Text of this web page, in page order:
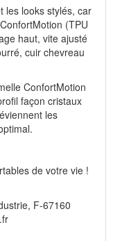
les looks stylés, car
(TPU
haut, vite ajusté
cuir chevreau
ConfortMotion
façon cristaux
les
de votre vie !
F-67160